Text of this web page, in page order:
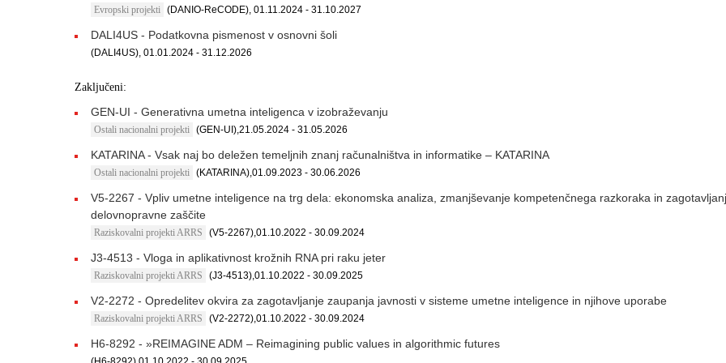
Evropski projekti (DANIO-ReCODE), 01.11.2024 - 31.10.2027
DALI4US - Podatkovna pismenost v osnovni šoli
(DALI4US), 01.01.2024 - 31.12.2026
Zaključeni:
GEN-UI - Generativna umetna inteligenca v izobraževanju
Ostali nacionalni projekti (GEN-UI),21.05.2024 - 31.05.2026
KATARINA - Vsak naj bo deležen temeljnih znanj računalništva in informatike – KATARINA
Ostali nacionalni projekti (KATARINA),01.09.2023 - 30.06.2026
V5-2267 - Vpliv umetne inteligence na trg dela: ekonomska analiza, zmanjševanje kompetenčnega razkoraka in
delovnopravne zaščite
Raziskovalni projekti ARRS (V5-2267),01.10.2022 - 30.09.2024
J3-4513 - Vloga in aplikativnost krožnih RNA pri raku jeter
Raziskovalni projekti ARRS (J3-4513),01.10.2022 - 30.09.2025
V2-2272 - Opredelitev okvira za zagotavljanje zaupanja javnosti v sisteme umetne inteligence in njihove uporabe
Raziskovalni projekti ARRS (V2-2272),01.10.2022 - 30.09.2024
H6-8292 - »REIMAGINE ADM – Reimagining public values in algorithmic futures